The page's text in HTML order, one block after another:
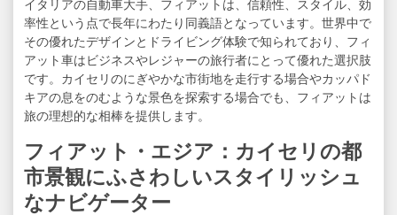
イタリアの自動車大手、フィアットは、信頼性、スタイル、効
率性という点で長年にわたり同義語となっています。世界中で
その優れたデザインとドライビング体験で知られており、フィ
アット車はビジネスやレジャーの旅行者にとって優れた選択肢
です。カイセリのにぎやかな市街地を走行する場合やカッパド
キアの息をのむような景色を探索する場合でも、フィアットは
旅の理想的な相棒を提供します。
フィアット・エジア：カイセリの都
市景観にふさわしいスタイリッシュ
なナビゲーター